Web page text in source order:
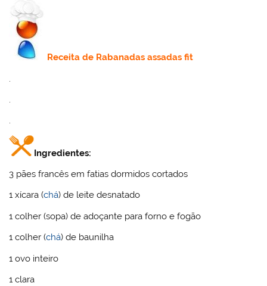
Receitade Rabanadas assadas fit
.
.
Ingredientes:
3 pães francês em fatias dormidos cortados
1 xícara (chá) de leite desnatado
1 colher (sopa) de adoçante para forno e fogão
1 colher (chá) de baunilha
1 ovo inteiro
1 clara